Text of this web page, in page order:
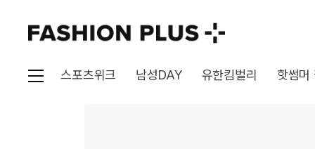
스포츠위크 남성DAY 유한킴벌리 핫썸머